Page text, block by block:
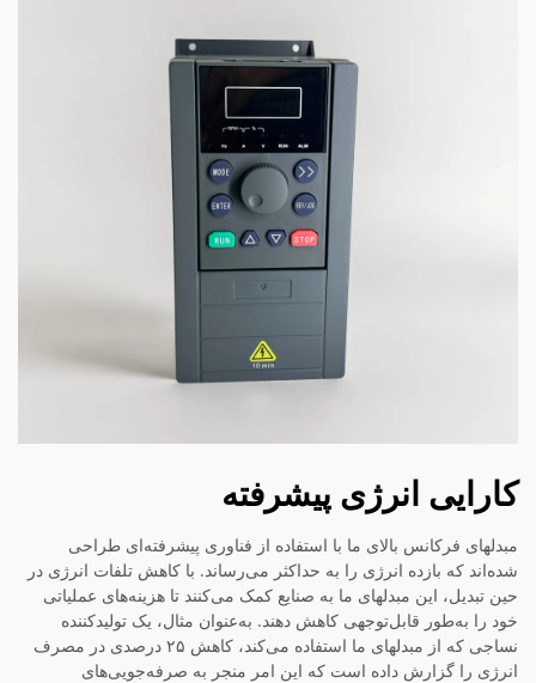
کارایی انرژی پیشرفته
مبدلهای فرکانس بالای ما با استفاده از فناوری پیشرفته‌ای طراحی
شده‌اند که بازده انرژی را به حداکثر می‌رساند. با کاهش تلفات انرژی در
حین تبدیل، این مبدلهای ما به صنایع کمک می‌کنند تا هزینه‌های عملیاتی
خود را به‌طور قابل‌توجهی کاهش دهند. به‌عنوان مثال، یک تولیدکننده
نساجی که از مبدلهای ما استفاده می‌کند، کاهش ۲۵ درصدی در مصرف
انرژی را گزارش داده است که این امر منجر به صرفه‌جویی‌های